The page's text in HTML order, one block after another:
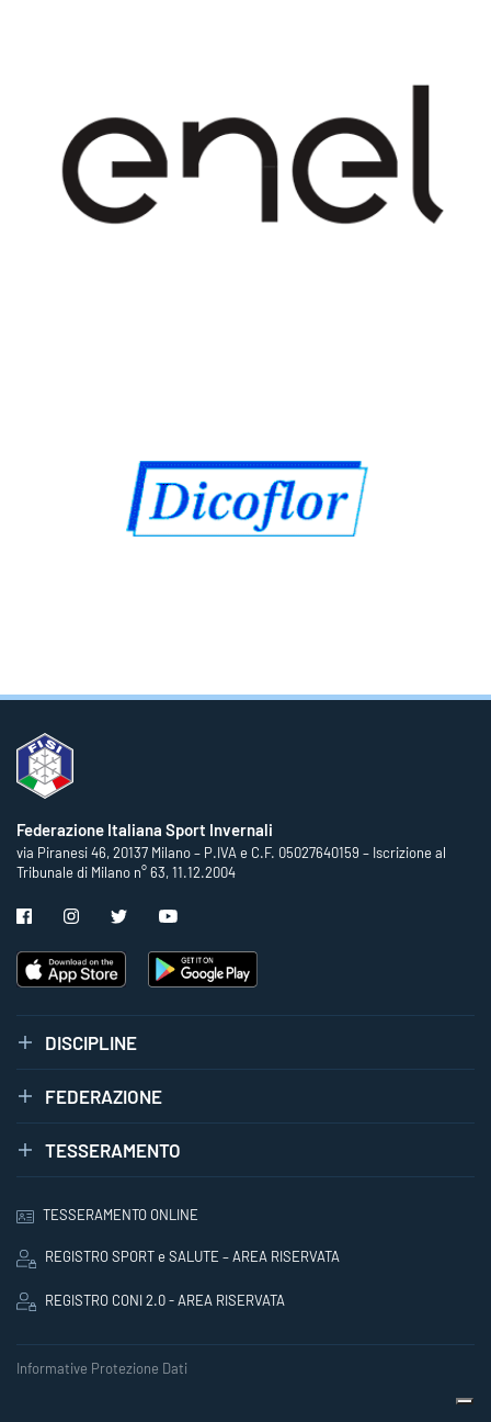
Federazione Italiana Sport Invernali
via Piranesi 46, 20137 Milano – P.IVA e C.F. 05027640159 – Iscrizione al
Tribunale di Milano n° 63, 11.12.2004
DISCIPLINE
FEDERAZIONE
TESSERAMENTO
TESSERAMENTO ONLINE
REGISTRO SPORT e SALUTE – AREA RISERVATA
REGISTRO CONI 2.0 - AREA RISERVATA
Informative Protezione Dati